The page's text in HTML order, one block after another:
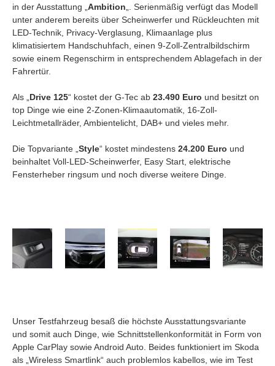
in der Ausstattung „Ambition„. Serienmäßig verfügt das Modell
unter anderem bereits über Scheinwerfer und Rückleuchten mit
LED-Technik, Privacy-Verglasung, Klimaanlage plus
klimatisiertem Handschuhfach, einen 9-Zoll-Zentralbildschirm
sowie einem Regenschirm in entsprechendem Ablagefach in der
Fahrertür.
Als „Drive 125“ kostet der G-Tec ab 23.490 Euro und besitzt on
top Dinge wie eine 2-Zonen-Klimaautomatik, 16-Zoll-
Leichtmetallräder, Ambientelicht, DAB+ und vieles mehr.
Die Topvariante „Style“ kostet mindestens 24.200 Euro und
beinhaltet Voll-LED-Scheinwerfer, Easy Start, elektrische
Fensterheber ringsum und noch diverse weitere Dinge.
Unser Testfahrzeug besaß die höchste Ausstattungsvariante
und somit auch Dinge, wie Schnittstellenkonformität in Form von
Apple CarPlay sowie Android Auto. Beides funktioniert im Skoda
als „Wireless Smartlink“ auch problemlos kabellos, wie im Test